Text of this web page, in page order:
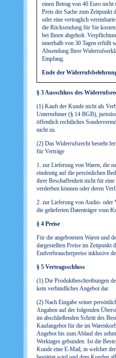
einen Betrag von 40 Euro nicht
Preis der Sache zum Zeitpunkt
oder eine vertraglich
die Rücksendung für Sie
bei Ihnen abgeholt.
innerhalb von 30 Tagen erfüllt
Absendung Ihrer
Empfang.
Ende der
§ 3 Ausschluss des
(1) Kauft der Kunde nicht als
Unternehmer (§ 14 BGB),
öffentlich rechtliches
nicht zu.
(2) Das Widerrufsrecht besteht
für Verträge
1. zur Lieferung von Waren, die
eindeutig auf die persönlichen
ihrer Beschaffenheit nicht für
verderben können oder deren
2. zur Lieferung von Audio- oder
die gelieferten Datenträger vom
§ 4 Preise
Für die angebotenen Waren und
dargestellten Preise im Zeitpunkt
Endverbraucherpreise inklusive
§ 5 Vertragsschluss
(1) Die Produktbeschreibungen
kein verbindliches Angebot dar.
(2) Nach Eingabe seiner
Angaben auf der folgenden
im abschließenden Schritt des
Kaufangebot für die im
Angebot bis zum Ablauf des
Werktages gebunden. Ist die
Kunde eine E-Mail, in welcher